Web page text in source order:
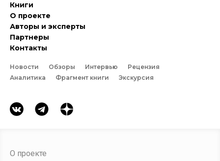
Книги
О проекте
Авторы и эксперты
Партнеры
Контакты
Новости Обзоры Интервью
Рецензия
Аналитика
Фрагмент книги Экскурсия
О проекте